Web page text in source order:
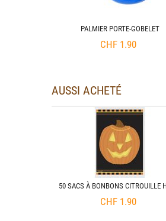
PALMIER PORTE-GOBELET
CHF 1.90
AUSSI ACHETÉ
CHF 1.90